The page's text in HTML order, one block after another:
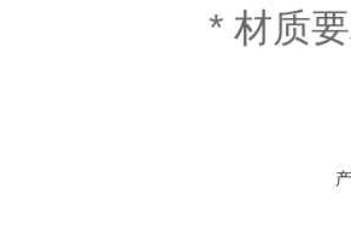
* 材质